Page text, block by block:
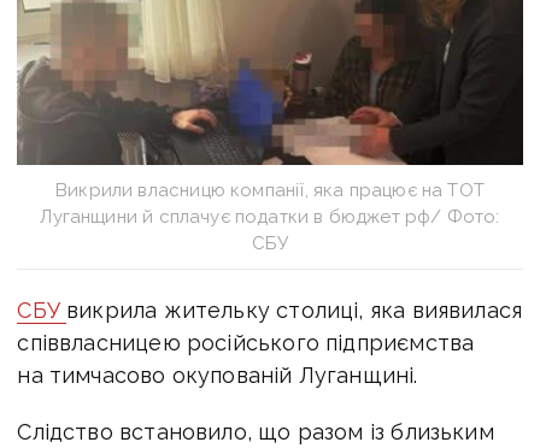
Викрили власницю компанії, яка працює на ТОТ
Луганщини й сплачує податки в бюджет рф/ Фото:
СБУ
СБУ викрила жительку столиці, яка виявилася
співвласницею російського підприємства
на тимчасово окупованій Луганщині.
Слідство встановило, що разом із близьким